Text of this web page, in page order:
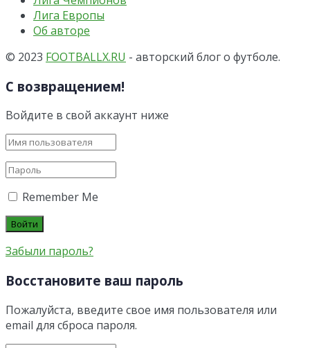
Лига Европы
Об авторе
© 2023 FOOTBALLX.RU - авторский блог о футболе.
С возвращением!
Войдите в свой аккаунт ниже
Remember Me
Забыли пароль?
Восстановите ваш пароль
Пожалуйста, введите свое имя пользователя или
email для сброса пароля.